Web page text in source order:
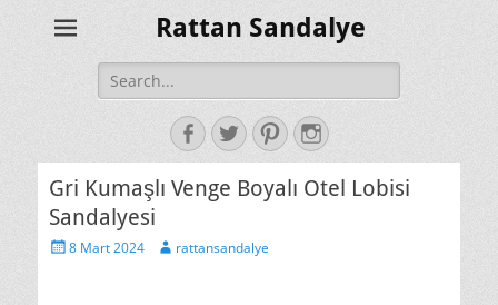
Rattan Sandalye
Search
for:
Facebook
TwitterPinterestInstagram
Gri Kumaşlı Venge Boyalı Otel Lobisi
Sandalyesi
Posted8 Mart 2024 Authorrattansandalye